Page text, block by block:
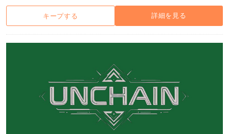
キープする 詳細を見る